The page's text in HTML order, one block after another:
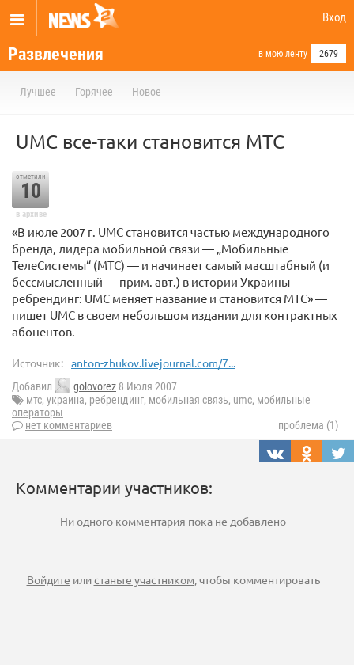
Вход
Развлечения в мою ленту 2679
Лучшее Горячее Новое
UMC все-таки становится МТС
отметили
10
в архиве
«В июле 2007 г. UMC становится частью международного
бренда, лидера мобильной связи — „Мобильные
ТелеСистемы“ (МТС) — и начинает самый масштабный (и
бессмысленный — прим. авт.) в истории Украины
ребрендинг: UMC меняет название и становится МТС» —
пишет UMC в своем небольшом издании для контрактных
абонентов.
Источник: anton-zhukov.livejournal.com/7...
Добавил golovorez 8 Июля 2007
мтс, украина, ребрендинг, мобильная связь, umc, мобильные
операторы
нет комментариев
проблема (1)
Комментарии участников:
Ни одного комментария пока не добавлено
Войдите илистаньте участником, чтобы комментировать